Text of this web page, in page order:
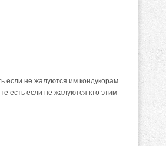
если не жалуются им кондукорам
есть если не жалуются кто этим